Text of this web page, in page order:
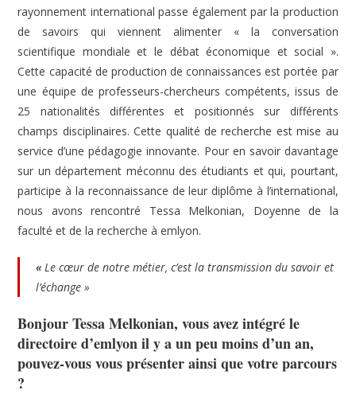
rayonnement international passe également par la production
de savoirs qui viennent alimenter « la conversation
scientifique mondiale et le débat économique et social ».
Cette capacité de production de connaissances est portée par
une équipe de professeurs-chercheurs compétents, issus de
25 nationalités différentes et positionnés sur différents
champs disciplinaires. Cette qualité de recherche est mise au
service d’une pédagogie innovante. Pour en savoir davantage
sur un département méconnu des étudiants et qui, pourtant,
participe à la reconnaissance de leur diplôme à l’international,
nous avons rencontré Tessa Melkonian, Doyenne de la
faculté et de la recherche à emlyon.
« Le cœur de notre métier, c’est la transmission du savoir et
l’échange »
Bonjour Tessa Melkonian, vous avez intégré le
directoire d’emlyon il y a un peu moins d’un an,
pouvez-vous vous présenter ainsi que votre parcours
?